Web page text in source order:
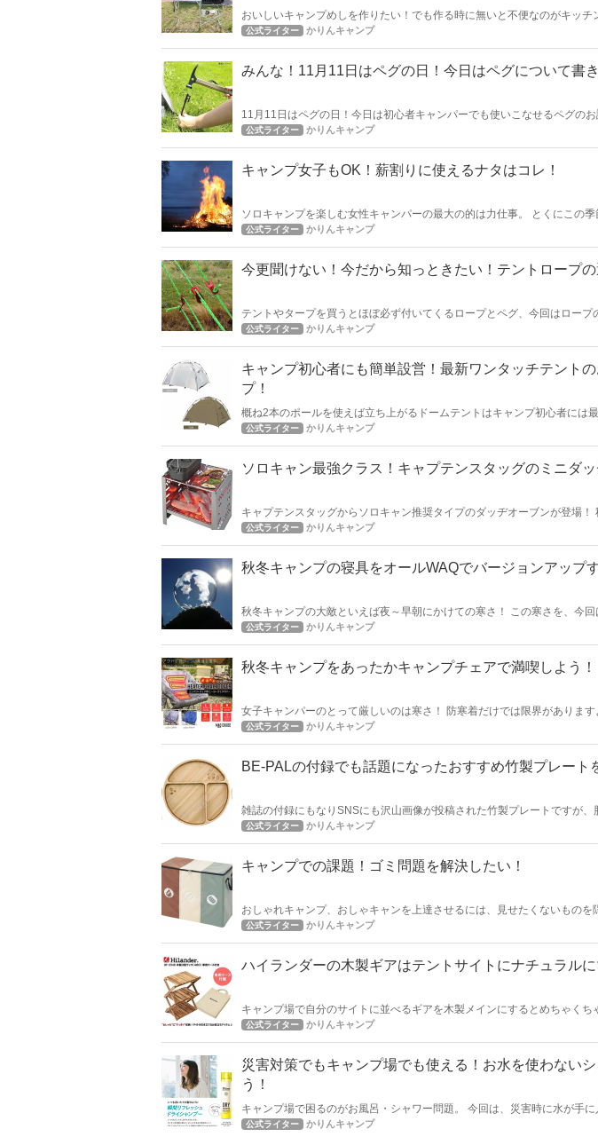
おいしいキャンプめしを作りたい！でも作る時に無いと不便なのがキッ
るまでをスッキリしたスペースで楽しみたいそんな私が探しだしたキャ
公式ライター かりんキャンプ
みんな！11月11日はペグの日！今日はペグについて書き
11月11日はペグの日！今日は初心者キャンパーでも使いこなせるペグの
やすいペグに関する情報です。
公式ライター かりんキャンプ
キャンプ女子もOK！薪割りに使えるナタはコレ！
ソロキャンプを楽しむ女性キャンパーの最大の的は力仕事。 とくにこの
大変な作業ですよね。
公式ライター かりんキャンプ
今更聞けない！今だから知っときたい！テントロープの
テントやタープを買うとほぼ必ず付いてくるロープとペグ、今回はロー
安心してテントやタープを張れるようになるために今回はテントロープに
公式ライター かりんキャンプ
キャンプ初心者にも簡単設営！最新ワンタッチテント
プ！
概ね2本のポールを使えば立ち上がるドームテントはキャンプ初心者には
収も簡単！
公式ライター かりんキャンプ
ソロキャン最強クラス！キャプテンスタッグのミニダッ
キャプテンスタッグからソロキャン推奨タイプのダッヂオーブンが登場！
理や煮込み料理がこのダッヂで作れます！ さらにシーズニングも不要で
公式ライター かりんキャンプ
秋冬キャンプの寝具をオールWAQでバージョンアップす
秋冬キャンプの大敵といえば夜～早朝にかけての寒さ！ この寒さを、今
いと思います！
公式ライター かりんキャンプ
秋冬キャンプをあったかキャンプチェアで満喫しよう！
女子キャンパーのとって厳しいのは寒さ！ 防寒着だけでは限界がありま
い。 焚き火中は温かいけど肌も乾燥します。 何より、座っている間は腰
公式ライター かりんキャンプ
BE-PALの付録でも話題になったおすすめ竹製プレート
雑誌の付録にもなりSNSにも沢山画像が投稿された竹製プレートですが
ています。 ちょっとまって、そんな価格で買わなくても安くて良いバン
公式ライター かりんキャンプ
キャンプでの課題！ゴミ問題を解決したい！
おしゃれキャンプ、おしゃキャンを上達させるには、見せたくないもの
なくしちゃう工夫ができればおしゃキャンは一気にレベルアップが可能
公式ライター かりんキャンプ
ハイランダーの木製ギアはテントサイトにナチュラルに
キャンプ場で自分のサイトに並べるギアを木製メインにするとめちゃく
ウトドアにはウッディーなテイストが抜群に合いますね。
公式ライター かりんキャンプ
災害対策でもキャンプ場でも使える！お水を使わない
う！
キャンプ場で困るのがお風呂・シャワー問題。 今回は、災害時に水が手
プーできる ドライシャンプーのおすすめを紹介します！
公式ライター かりんキャンプ